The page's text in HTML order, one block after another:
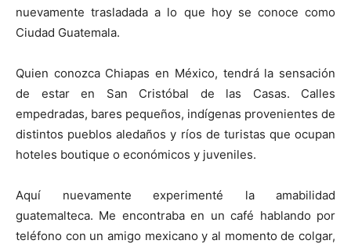
nuevamente trasladada a lo que hoy se conoce como
Ciudad Guatemala.
Quien conozca Chiapas en México, tendrá la sensación
de estar en San Cristóbal de las Casas. Calles
empedradas, bares pequeños, indígenas provenientes de
distintos pueblos aledaños y ríos de turistas que ocupan
hoteles boutique o económicos y juveniles.
Aquí nuevamente experimenté la amabilidad
guatemalteca. Me encontraba en un café hablando por
teléfono con un amigo mexicano y al momento de colgar,